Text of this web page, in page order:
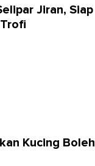
Jiran, Siap
Kucing Boleh